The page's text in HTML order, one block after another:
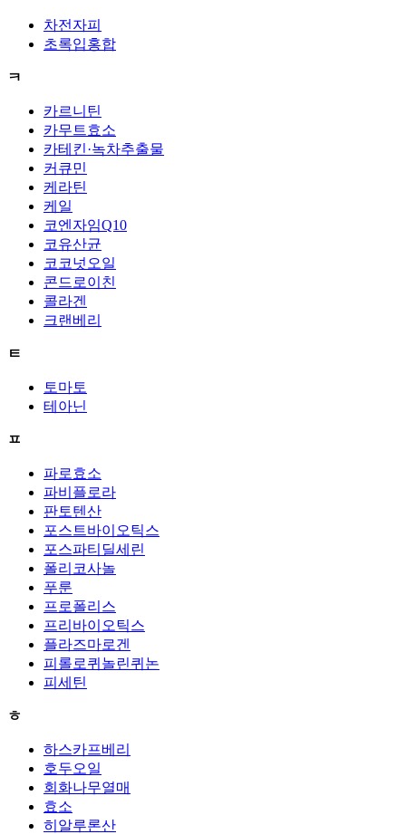
차전자피
초록입홍합
ㅋ
카르니틴
카무트효소
카테킨·녹차추출물
커큐민
케라틴
케일
코엔자임Q10
코유산균
코코넛오일
콘드로이친
콜라겐
크랜베리
ㅌ
토마토
테아닌
ㅍ
파로효소
파비플로라
판토텐산
포스트바이오틱스
포스파티딜세린
폴리코사놀
푸룬
프로폴리스
프리바이오틱스
플라즈마로겐
피롤로퀴놀린퀴논
피세틴
ㅎ
하스카프베리
호두오일
회화나무열매
효소
히알루론산